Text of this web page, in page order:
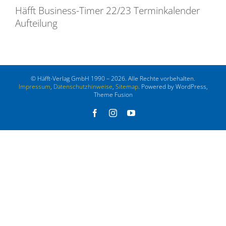
Häfft Business-Timer 22/23 Terminkalender
Aufteilung
© Häfft-Verlag GmbH 1990 – 2026. Alle Rechte vorbehalten.
Impressum, Datenschutzhinweise, Sitemap. Powered by WordPress,
Theme Fusion
FacebookInstagramYouTube